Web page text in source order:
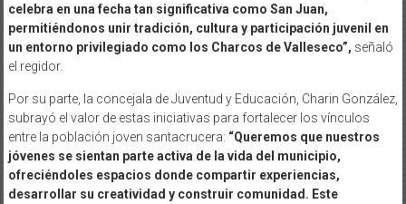
celebra en una fecha tan significativa como San Juan,
permitiéndonos unir tradición, cultura y participación juvenil en
un entorno privilegiado como los Charcos de Valleseco”, señaló
el regidor.
Por su parte, la concejala de Juventud y Educación, Charin González,
subrayó el valor de estas iniciativas para fortalecer los vínculos
entre la población joven santacrucera: “Queremos que nuestros
jóvenes se sientan parte activa de la vida del municipio,
ofreciéndoles espacios donde compartir experiencias,
desarrollar su creatividad y construir comunidad. Este